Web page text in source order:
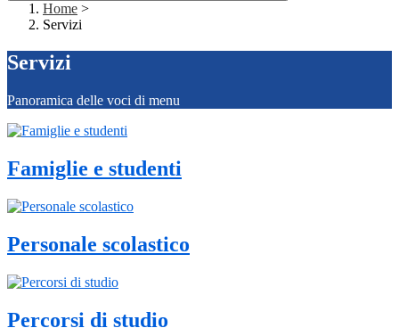
Home >
Servizi
Servizi
Panoramica delle voci di menu
Famiglie e studenti
Personale scolastico
Percorsi di studio